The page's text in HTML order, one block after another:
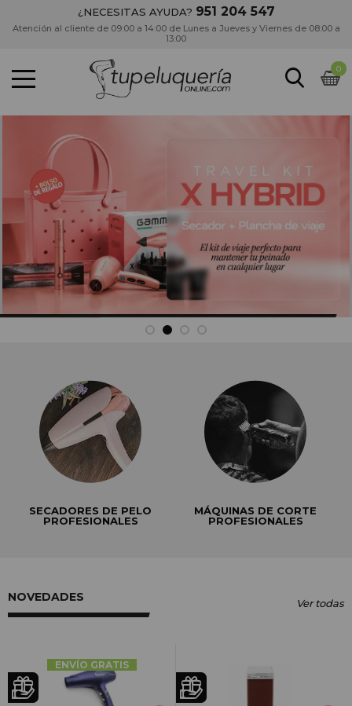
¿NECESITAS AYUDA? 951 204 547
Atención al cliente de 09:00 a 14:00 de Lunes a Jueves y Viernes de 08:00 a
13:00
0
SECADORES DE PELO
PROFESIONALES
MÁQUINAS DE CORTE
PROFESIONALES
NOVEDADES Ver todas
ENVÍO GRATIS